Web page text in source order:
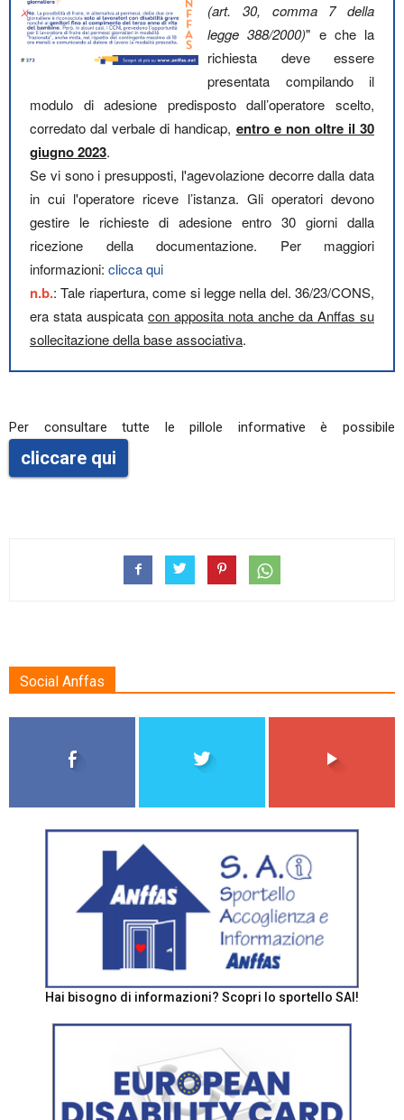
(art. 30, comma 7 della
legge 388/2000)" e che la
richiesta deve essere
presentata compilando il
modulo di adesione predisposto dall’operatore scelto,
corredato dal verbale di handicap, entro e non oltre il 30
giugno 2023.
Se vi sono i presupposti, l'agevolazione decorre dalla data
in cui l'operatore riceve l’istanza. Gli operatori devono
gestire le richieste di adesione entro 30 giorni dalla
ricezione della documentazione. Per maggiori
informazioni: clicca qui
n.b.: Tale riapertura, come si legge nella del. 36/23/CONS,
era stata auspicata con apposita nota anche da Anffas su
sollecitazione della base associativa.
Per consultare tutte le pillole informative è possibile
cliccare qui
Social Anffas
Hai bisogno di informazioni? Scopri lo sportello SAI!